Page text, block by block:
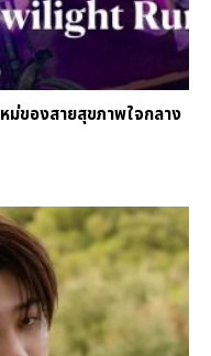
ของสายสุขภาพใจกลาง